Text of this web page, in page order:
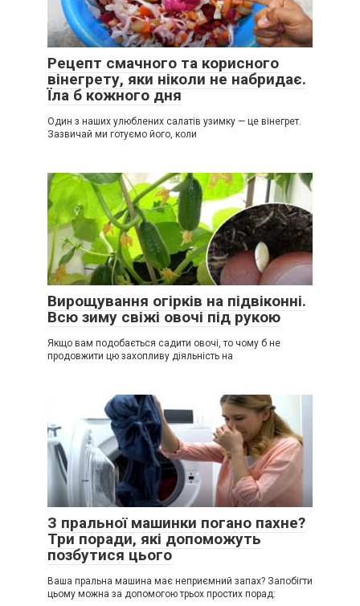
Рецепт смачного та корисного
вінегрету, яки ніколи не набридає.
Їла б кожного дня
Один з наших улюблених салатів узимку — це вінегрет.
Зазвичай ми готуємо його, коли
Вирощування огірків на підвіконні.
Всю зиму свіжі овочі під рукою
Якщо вам подобається садити овочі, то чому б не
продовжити цю захопливу діяльність на
З пральної машинки погано пахне?
Три поради, які допоможуть
позбутися цього
Ваша пральна машина має неприємний запах? Запобігти
цьому можна за допомогою трьох простих порад: